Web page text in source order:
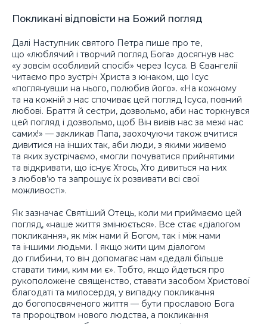
Покликані відповісти на Божий погляд
Далі Наступник святого Петра пише про те,
що «люблячий і творчий погляд Бога» досягнув нас
«у зовсім особливий спосіб» через Ісуса. В Євангелії
читаємо про зустріч Христа з юнаком, що Ісус
«поглянувши на нього, полюбив його». «На кожному
та на кожній з нас спочиває цей погляд Ісуса, повний
любові. Браття й сестри, дозвольмо, аби нас торкнувся
цей погляд і дозвольмо, щоб Він вивів нас за межі нас
самих!» — закликав Папа, заохочуючи також вчитися
дивитися на інших так, аби люди, з якими живемо
та яких зустрічаємо, «могли почуватися прийнятими
та відкривати, що існує Хтось, Хто дивиться на них
з любов’ю та запрошує їх розвивати всі свої
можливості».
Як зазначає Святіший Отець, коли ми приймаємо цей
погляд, «наше життя змінюється». Все стає «діалогом
покликання», як між нами й Богом, так і між нами
та іншими людьми. І якщо жити цим діалогом
до глибини, то він допомагає нам «дедалі більше
ставати тими, ким ми є». Тобто, якщо йдеться про
рукоположене священство, ставати засобом Христової
благодаті та милосердя, у випадку покликання
до богопосвяченого життя — бути прославою Бога
та пророцтвом нового людства, а покликання